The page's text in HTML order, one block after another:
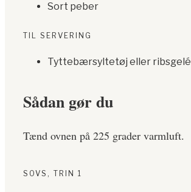
Sort peber
TIL SERVERING
Tyttebærsyltetøj eller ribsgelé
Sådan gør du
Tænd ovnen på 225 grader varmluft.
SOVS, TRIN 1